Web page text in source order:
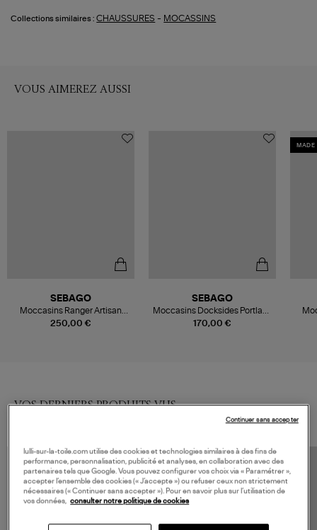
Collections similaires : CHAUSSURES - MOCASSINS
VOUS AIMEREZ AUSSI
250,00 €
SEBAGO
Moccasins Ranger Artisan
Woman Snuff- Gum
170,00 €
SEBAGO
Moccasins Docksides Portland
Waxed Woman Brown
MADE
VOS DERNIERS PRODUITS VUS
lulli-sur-la-toile.com utilise des cookies et technologies similaires à des fins de
performance, personnalisation, publicité et analyses, en collaboration avec des
partenaires tels que Google. Vous pouvez configurer vos choix via « Paramétrer »,
accepter l’ensemble des cookies (« J’accepte ») ou refuser ceux non strictement
nécessaires (« Continuer sans accepter »). Pour en savoir plus sur l’utilisation de
vos données,
consulter notre politique de cookies
Continuer sans accepter